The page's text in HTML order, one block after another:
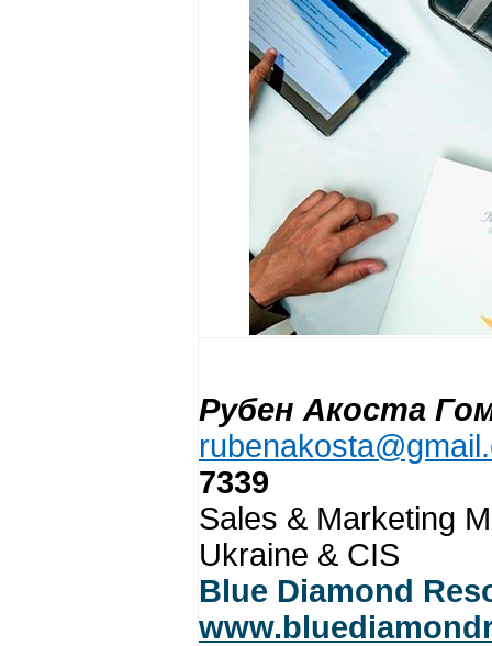
Рубен Акоста
7339
Sales & Marketing
Ukraine & CIS
Blue Diamond